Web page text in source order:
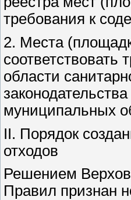
требования к
2. Места
соответствовать
области
муниципальных
II. Порядок
отходов
Решением
Правил признан